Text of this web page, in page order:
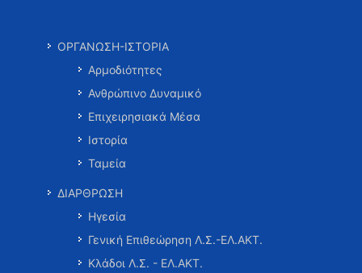
ΟΡΓΑΝΩΣΗ-ΙΣΤΟΡΙΑ
Αρμοδιότητες
Ανθρώπινο Δυναμικό
Επιχειρησιακά Μέσα
Ιστορία
Ταμεία
ΔΙΑΡΘΡΩΣΗ
Ηγεσία
Γενική Επιθεώρηση Λ.Σ.-ΕΛ.ΑΚΤ.
Κλάδοι Λ.Σ. - ΕΛ.ΑΚΤ.